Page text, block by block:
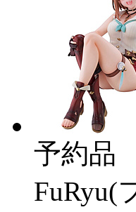
予約品
FuRyu(